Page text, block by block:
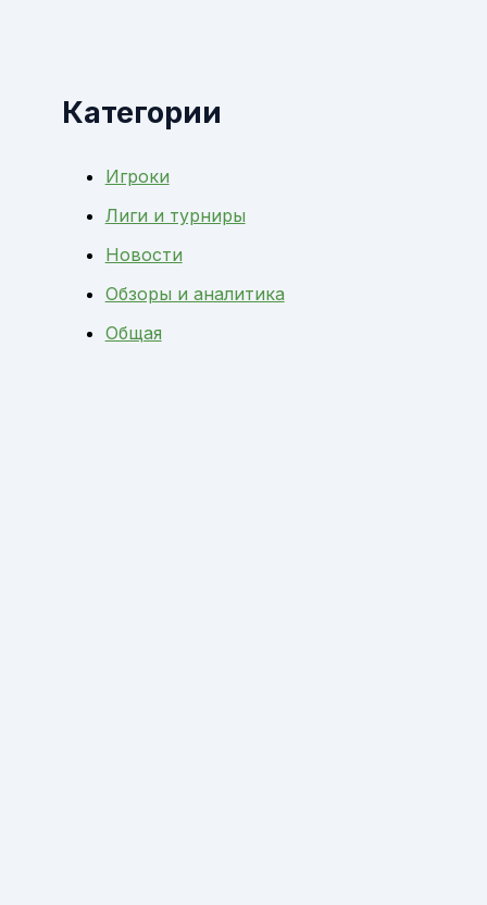
Категории
Игроки
Лиги и турниры
Новости
Обзоры и аналитика
Общая